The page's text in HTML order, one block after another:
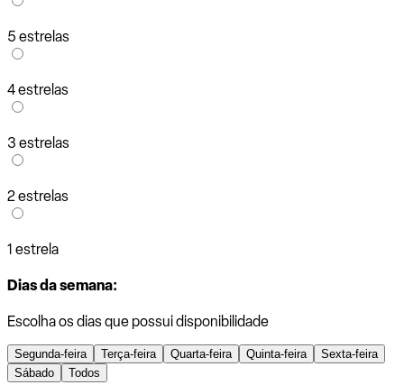
5 estrelas
4 estrelas
3 estrelas
2 estrelas
1 estrela
Dias da semana:
Escolha os dias que possui disponibilidade
Segunda-feira Terça-feira Quarta-feira Quinta-feira
Sexta-feira
Sábado
Todos